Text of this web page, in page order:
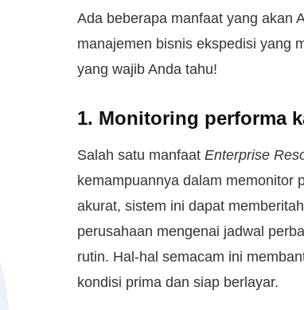
Ada beberapa manfaat yang akan
manajemen bisnis ekspedisi yang
yang wajib Anda tahu!
1. Monitoring performa
Salah satu manfaatEnterprise
kemampuannya dalam
akurat, sistem ini dapat
perusahaan mengenai jadwal
rutin. Hal-hal semacam ini
kondisi prima dan siap berlayar.